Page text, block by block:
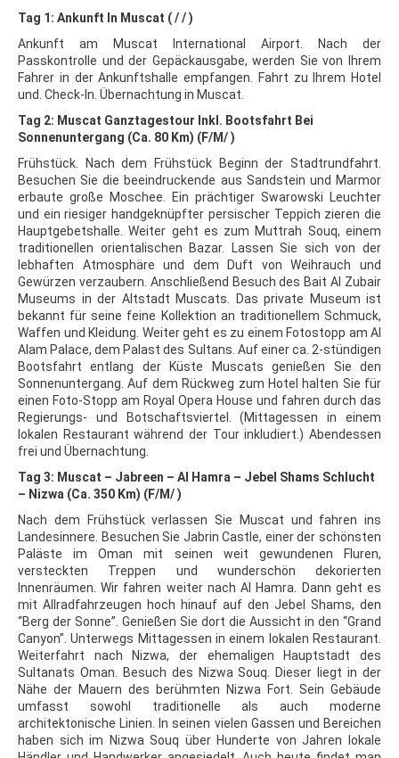
Tag 1: Ankunft In Muscat ( / / )
Ankunft am Muscat International Airport. Nach der
Passkontrolle und der Gepäckausgabe, werden Sie von Ihrem
Fahrer in der Ankunftshalle empfangen. Fahrt zu Ihrem Hotel
und. Check-In. Übernachtung in Muscat.
Tag 2: Muscat Ganztagestour Inkl. Bootsfahrt Bei
Sonnenuntergang (Ca. 80 Km) (F/M/ )
Frühstück. Nach dem Frühstück Beginn der Stadtrundfahrt.
Besuchen Sie die beeindruckende aus Sandstein und Marmor
erbaute große Moschee. Ein prächtiger Swarowski Leuchter
und ein riesiger handgeknüpfter persischer Teppich zieren die
Hauptgebetshalle. Weiter geht es zum Muttrah Souq, einem
traditionellen orientalischen Bazar. Lassen Sie sich von der
lebhaften Atmosphäre und dem Duft von Weihrauch und
Gewürzen verzaubern. Anschließend Besuch des Bait Al Zubair
Museums in der Altstadt Muscats. Das private Museum ist
bekannt für seine feine Kollektion an traditionellem Schmuck,
Waffen und Kleidung. Weiter geht es zu einem Fotostopp am Al
Alam Palace, dem Palast des Sultans. Auf einer ca. 2-stündigen
Bootsfahrt entlang der Küste Muscats genießen Sie den
Sonnenuntergang. Auf dem Rückweg zum Hotel halten Sie für
einen Foto-Stopp am Royal Opera House und fahren durch das
Regierungs- und Botschaftsviertel. (Mittagessen in einem
lokalen Restaurant während der Tour inkludiert.) Abendessen
frei und Übernachtung.
Tag 3: Muscat – Jabreen – Al Hamra – Jebel Shams Schlucht
– Nizwa (Ca. 350 Km) (F/M/ )
Nach dem Frühstück verlassen Sie Muscat und fahren ins
Landesinnere. Besuchen Sie Jabrin Castle, einer der schönsten
Paläste im Oman mit seinen weit gewundenen Fluren,
versteckten Treppen und wunderschön dekorierten
Innenräumen. Wir fahren weiter nach Al Hamra. Dann geht es
mit Allradfahrzeugen hoch hinauf auf den Jebel Shams, den
“Berg der Sonne”. Genießen Sie dort die Aussicht in den “Grand
Canyon”. Unterwegs Mittagessen in einem lokalen Restaurant.
Weiterfahrt nach Nizwa, der ehemaligen Hauptstadt des
Sultanats Oman. Besuch des Nizwa Souq. Dieser liegt in der
Nähe der Mauern des berühmten Nizwa Fort. Sein Gebäude
umfasst sowohl traditionelle als auch moderne
architektonische Linien. In seinen vielen Gassen und Bereichen
haben sich im Nizwa Souq über Hunderte von Jahren lokale